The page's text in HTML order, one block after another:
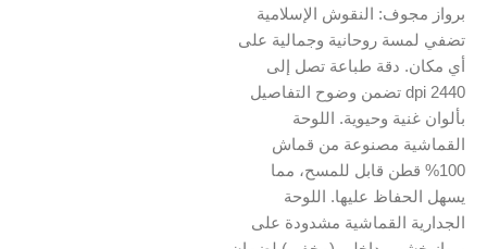
برواز مجوف: النقوش الإسلامية
تضفي لمسة روحانية وجمالية على
أي مكان. دقة طباعة تصل إلى
2440 dpi تضمن وضوح التفاصيل
بألوان غنية وحيوية. اللوحة
القماشية مصنوعة من قماش
100% قطن قابل للمسح، مما
يسهل الحفاظ عليها. اللوحة
الجدارية القماشية مشدودة على